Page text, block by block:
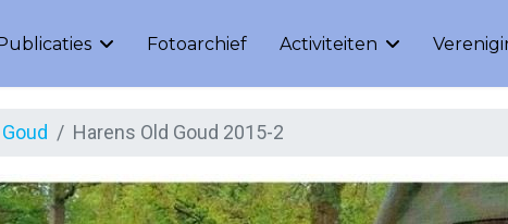
Fotoarchief Activiteiten
Harens Old Goud 2015-2